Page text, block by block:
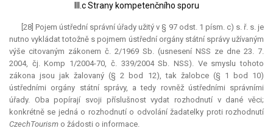
III.c Strany kompetenčního sporu
[28] Pojem ústřední správní úřady užitý v § 97 odst. 1 písm. c) s. ř. s. je
nutno vykládat totožně s pojmem ústřední orgány státní správy užívaným
výše citovaným zákonem č. 2/1969 Sb. (usnesení NSS ze dne 23. 7.
2004, čj. Komp 1/2004-70, č. 339/2004 Sb. NSS). Ve smyslu tohoto
zákona jsou jak žalovaný (§ 2 bod 12), tak žalobce (§ 1 bod 10)
ústředními orgány státní správy, a tedy rovněž ústředními správními
úřady. Oba popírají svoji příslušnost vydat rozhodnutí v dané věci;
konkrétně se jedná o rozhodnutí o odvolání žadatelky proti rozhodnutí
CzechTourism o žádosti o informace.